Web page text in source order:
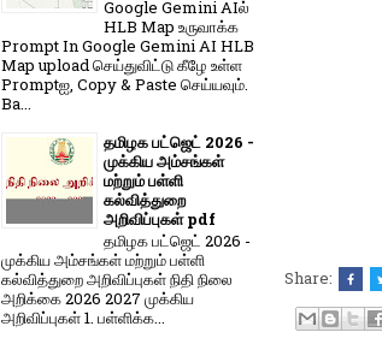
Share:
Google Gemini AIல்
HLB Map உருவாக்க
Prompt In Google Gemini AI HLB
Map upload செய்துவிட்டு கீழே உள்ள
Promptஐ, Copy & Paste செய்யவும்.
Ba...
தமிழக பட்ஜெட் 2026 -
முக்கிய அம்சங்கள்
மற்றும் பள்ளி
கல்வித்துறை
அறிவிப்புகள் pdf
தமிழக பட்ஜெட் 2026 -
முக்கிய அம்சங்கள் மற்றும் பள்ளி
கல்வித்துறை அறிவிப்புகள் நிதி நிலை
அறிக்கை 2026 2027 முக்கிய
அறிவிப்புகள் 1. பள்ளிக்க...